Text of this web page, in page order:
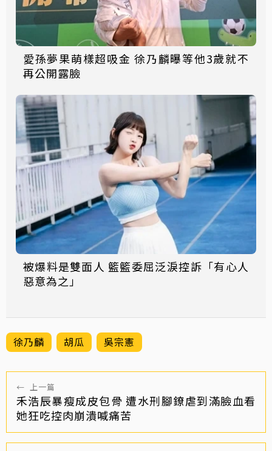
愛孫夢果萌樣超吸金 徐乃麟曝等他3歲就不
再公開露臉
被爆料是雙面人 籃籃委屈泛淚控訴「有心人
惡意為之」
徐乃麟 胡瓜 吳宗憲
← 上一篇
禾浩辰暴瘦成皮包骨 遭水刑腳鐐虐到滿臉血看
她狂吃控肉崩潰喊痛苦